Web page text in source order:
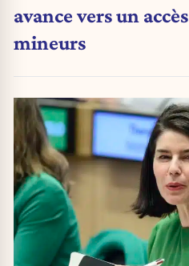
avance vers un
mineurs